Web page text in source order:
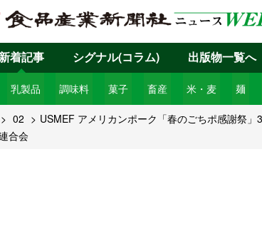
着記事
乳製品 調味料 菓子 畜産 米・麦 麺
シグナル(コラム) 出版物一覧へ
02
USMEF アメリカンポーク「春のごちポ感謝祭
合会